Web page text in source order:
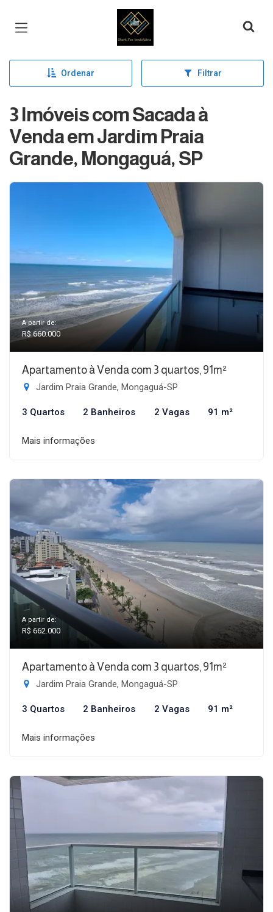
Página inicial
Ordenar Filtrar
3 Imóveis com Sacada à
Venda em Jardim Praia
Grande, Mongaguá, SP
A partir de:
R$ 660.000
Apartamento à Venda com 3 quartos, 91m²
Jardim Praia Grande, Mongaguá-SP
3 Quartos 2 Banheiros 2 Vagas 91 m²
Mais informações
A partir de:
R$ 662.000
Apartamento à Venda com 3 quartos, 91m²
Jardim Praia Grande, Mongaguá-SP
3 Quartos 2 Banheiros 2 Vagas 91 m²
Mais informações